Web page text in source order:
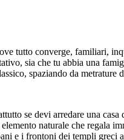
tutto converge, familiari,
sia che tu abbia una
spaziando da
se devi arredare una
naturale che regala
e i frontoni dei templi